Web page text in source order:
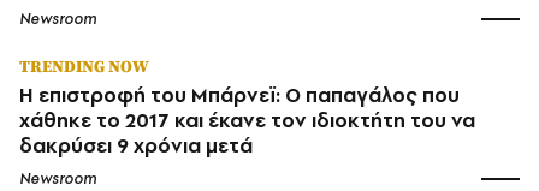
Newsroom
TRENDING NOW
Η επιστροφή του Μπάρνεϊ: Ο παπαγάλος που
χάθηκε το 2017 και έκανε τον ιδιοκτήτη του να
δακρύσει 9 χρόνια μετά
Newsroom